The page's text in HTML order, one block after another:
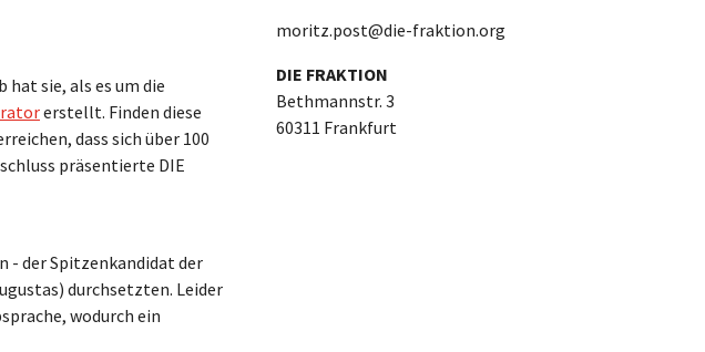
hat sie, als es um die
erstellt. Finden diese
dass sich über 100
präsentierte DIE
- der Spitzenkandidat der
durchsetzten. Leider
wodurch ein
moritz.post@die-fraktion.org
DIE FRAKTION
Bethmannstr. 3
60311 Frankfurt